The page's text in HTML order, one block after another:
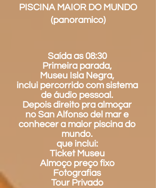
PISCINA MAIOR DO MUNDO
(panoramico)
Saída as 08:30
Primeira parada,
Museu Isla Negra,
inclui percorrido com sistema
de áudio pessoal.
Depois direito pra almoçar
no San Alfonso del mar e
conhecer a maior piscina do
mundo.
que inclui:
Ticket Museu
Almoço preço fixo
Fotografias
Tour Privado